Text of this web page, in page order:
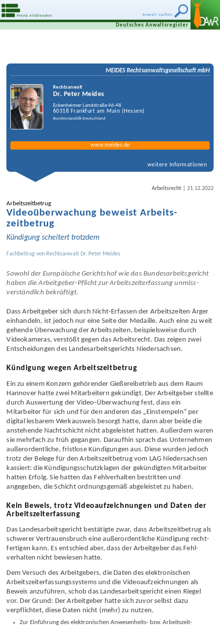
Anwalt suchen
Menü einblenden
Deutsches Anwaltsregister
MEIDES Rechtsanwalts­gesellschaft mbH
Rechtsanwalt
Dr. Peter Meides
Eckenheimer Landstraße 46-48
60318 Frankfurt am Main ( Hessen)
Bundesrepublik Deutschland
www.meides.de
weitere Informationen
Arbeitsrecht| 21.12.2022
Arbeits­zeitbetrug
Video­überwachung beweist Arbeits­
zeitbetrug
Kündigung scheitert trotzdem
Fachbeitrag von Rechtsanwalt Dr. Peter Meides
Sowohl der Europäische Gerichtshof wie das Bundes­arbeits­gericht
haben die Arbeitgeber-Pflicht zur Arbeitszeit­erfassung unmiss­
verständlich bekräftigt.
Dass Arbeitgeber sich durch Nicht-Erfassen der Arbeits­zeiten Ärger
einhandeln, ist jedoch nur eine Seite der Medaille. Auch eine zu weit
gehende Über­wachung der Arbeits­zeiten, beispiels­weise durch
Video­kameras, verstößt gegen das Arbeits­recht. Das zeigen zwei
Entscheidungen des Landes­arbeits­gerichts Nieder­sachsen.
Kündigung wegen Arbeitszeitbetrug
Ein zu einem Konzern gehörender Gießerei­betrieb aus dem Raum
Hannover hatte zwei Mitarbeitern gekündigt. Der Arbeitgeber stellte
durch Auswertung der Video-Über­wachung fest, dass ein
Mitarbeiter für sich und für den anderen das „Einstempeln“ per
digital lesbarem Werkausweis besorgt hatte, dann aber beide die
anstehende Nacht­schicht nicht abgeleistet hatten. Außerdem waren
sie mehrfach zu früh gegangen. Daraufhin sprach das Unternehmen
außer­ordentliche, fristlose Kündigungen aus. Diese wurden jedoch
trotz der Belege für den Arbeits­zeitbetrug vom LAG Nieder­sachsen
kassiert: die Kündigungs­schutz­klagen der gekündigten Mitarbeiter
hatten Erfolg. Sie hatten das Fehl­verhalten bestritten und
angegeben, die Schicht ordnungs­gemäß abgeleistet zu haben.
Kein Beweis, trotz Videoaufzeichnungen und Daten der
Arbeitszeiterfassung
Das Landes­arbeits­gericht bestätigte zwar, dass Arbeits­zeitbetrug als
schwerer Vertrauens­bruch eine außer­ordentliche Kündigung recht­
fertigen kann. Es entschied aber, dass der Arbeitgeber das Fehl­
verhalten nicht bewiesen hatte.
Dem Versuch des Arbeit­gebers, die Daten des elektronischen
Arbeits­zeit­erfassungs­systems und die Video­aufzeichnungen als
Beweis anzuführen, schob das Landes­arbeits­gericht einen Riegel
vor. Der Grund: Der Arbeitgeber hatte sich zuvor selbst dazu
verpflichtet, diese Daten nicht (mehr) zu nutzen.
Zur Einführung des elektronischen Anwesenheits- bzw. Arbeits­zeit­